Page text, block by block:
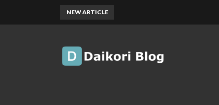
NEW ARTICLE